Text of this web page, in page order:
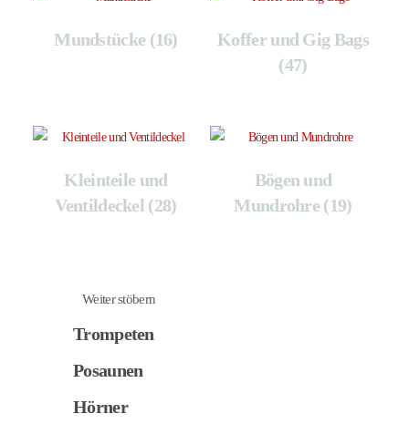
Mundstücke (16)
Koffer und Gig Bags
(47)
Kleinteile und
Ventildeckel (28)
Bögen und
Mundrohre (19)
Weiter stöbern
Trompeten
Posaunen
Hörner